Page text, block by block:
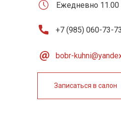
Tilda
Ежедневно 11.00
+7 (985) 060-73-
Записаться в салон
bobr-